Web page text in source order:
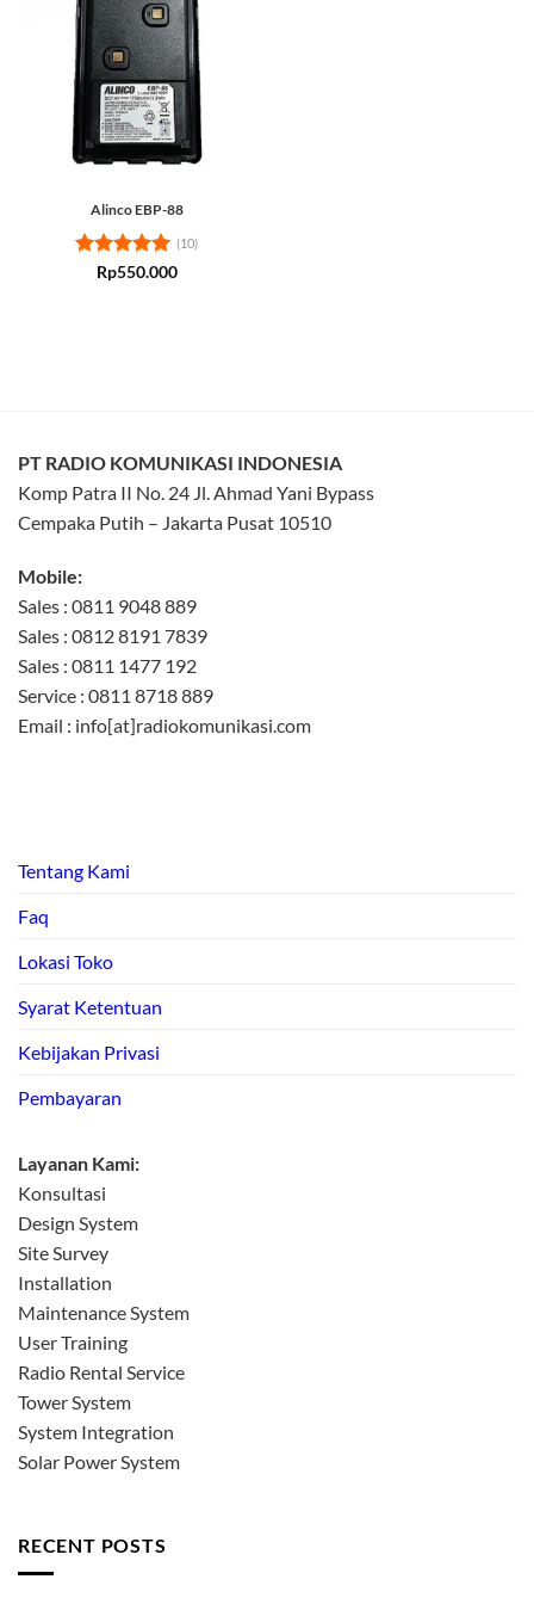
Alinco EBP-88
Rated5
(10)
Rp550.000
PT RADIO KOMUNIKASI INDONESIA
Komp Patra II No. 24 Jl. Ahmad Yani Bypass
Cempaka Putih – Jakarta Pusat 10510
Mobile:
Sales : 0811 9048 889
Sales : 0812 8191 7839
Sales : 0811 1477 192
Service : 0811 8718 889
Email : info[at]radiokomunikasi.com
Tentang Kami
Faq
Lokasi Toko
Syarat Ketentuan
Kebijakan Privasi
Pembayaran
Layanan Kami:
Konsultasi
Design System
Site Survey
Installation
Maintenance System
User Training
Radio Rental Service
Tower System
System Integration
Solar Power System
RECENT POSTS